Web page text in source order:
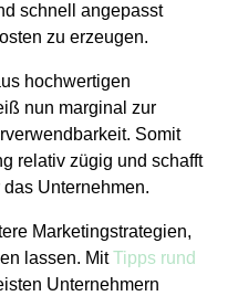
schnell angepasst
zu erzeugen.
hochwertigen
nun marginal zur
Somit
relativ zügig und schafft
Unternehmen.
Marketingstrategien,
lassen. MitTipps rund
Unternehmern